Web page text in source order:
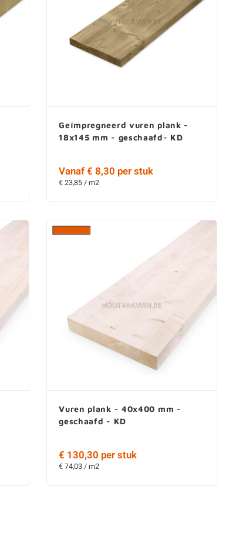
Geïmpregneerd vuren plank -
18x145 mm - geschaafd- KD
Vanaf € 8,30 per stuk
€ 23,85 / m2
Vuren plank - 40x400 mm -
geschaafd - KD
€ 130,30 per stuk
€ 74,03 / m2